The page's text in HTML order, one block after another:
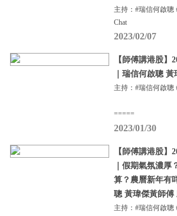
主持：#瑞信何啟聰
Chat
2023/02/07
【師傅講港股】
｜瑞信何啟聰
主持：#瑞信何啟聰
=====
2023/01/30
【師傅講港股】
｜假期氣氛濃厚
算？農曆新年有
聰 黃瑋傑黃師傅
主持：#瑞信何啟聰